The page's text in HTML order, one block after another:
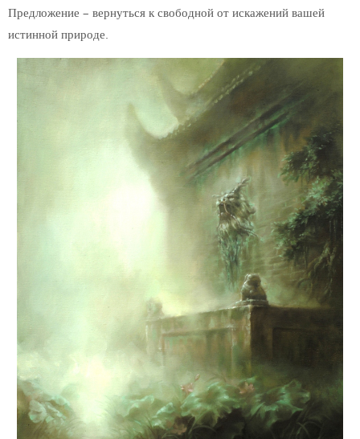
Предложение – вернуться к свободной от искажений вашей
истинной природе.